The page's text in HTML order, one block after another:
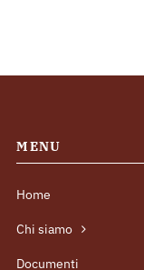
MENU
Home
Chi siamo
Documenti